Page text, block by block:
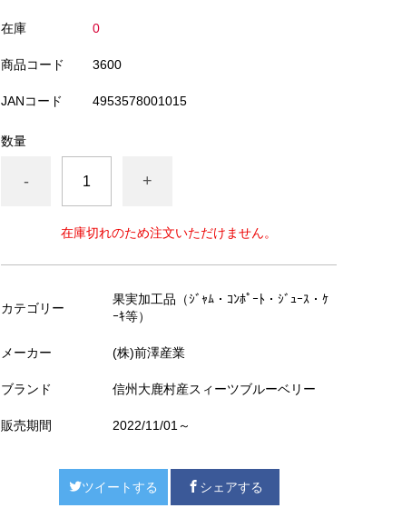
在庫 0
商品コード 3600
JANコード 4953578001015
数量
- +
在庫切れのため注文いただけません。
カテゴリー
果実加工品（ｼﾞｬﾑ・ｺﾝﾎﾟｰﾄ・ｼﾞｭｰｽ・ｹ
ｰｷ等）
メーカー (株)前澤産業
ブランド 信州大鹿村産スィーツブルーベリー
販売期間 2022/11/01～
ツイートする シェアする